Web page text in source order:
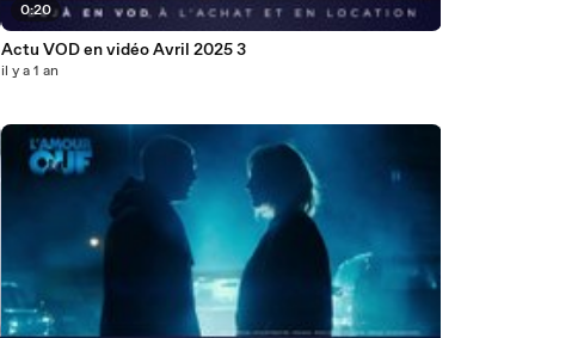
0:20
Actu VOD en vidéo Avril 2025 3
il y a 1 an